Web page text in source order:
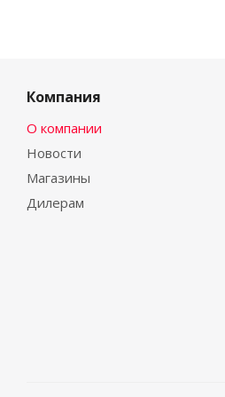
Компания
О компании
Новости
Магазины
Дилерам